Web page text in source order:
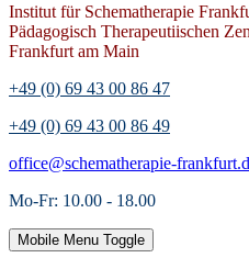
Institut für Schematherapie
Pädagogisch Therapeutiischen
Frankfurt am Main
+49 (0) 69 43 00 86 47
+49 (0) 69 43 00 86 49
office@schematherapie-
Mo-Fr: 10.00 - 18.00
Mobile Menu Toggle